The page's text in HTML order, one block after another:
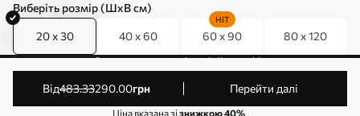
Виберіть розмір (ШхВ см)
20 x 30 40 x 60 60 x 90
HIT
80 x 120
від483.33290.00грн Перейти далі
Ціна вказана зізнижкою 40%.
0800357223
Редагування дозволів на файли cookie
© 2011-2026 Art-holst. Усі права захищені. Власник:
ТОВ “КЛЄВЄР”. Код ЄДРПОУ: 31780602.